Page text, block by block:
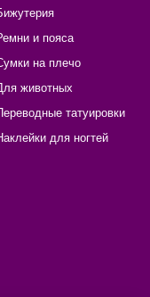
и пояса
на плечо
животных
татуировки
для ногтей